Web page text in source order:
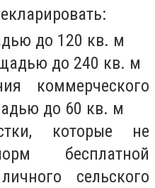
до 120 кв. м
до 240 кв. м
коммерческого
до 60 кв. м
которые не
бесплатной
сельского